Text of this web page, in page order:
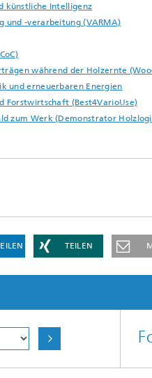
künstliche Intelligenz
und -verarbeitung (VARMA)
während der Holzernte
und erneuerbaren Energien
Forstwirtschaft (Best4VarioUse)
zum Werk (Demonstrator
TEILEN